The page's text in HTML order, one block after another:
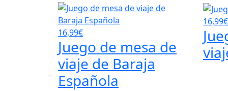
16,99€
Juego de mesa de
viaje de Baraja
Española
16,99€